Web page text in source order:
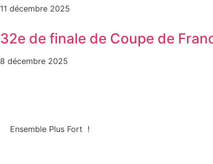
11 décembre 2025
32e de finale de Coupe de
8 décembre 2025
Ensemble Plus Fort !